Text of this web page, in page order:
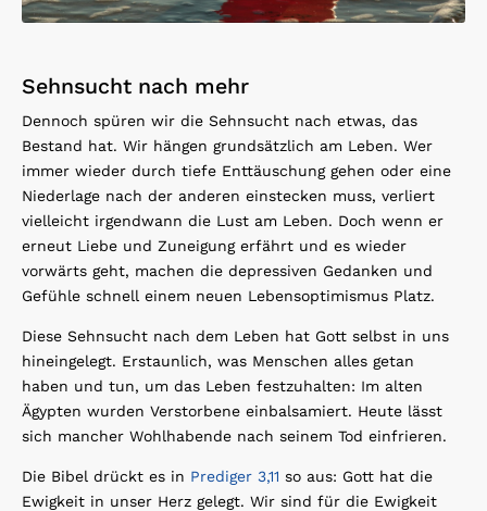
Sehnsucht nach mehr
Dennoch spüren wir die Sehnsucht nach etwas, das
Bestand hat. Wir hängen grundsätzlich am Leben. Wer
immer wieder durch tiefe Enttäuschung gehen oder eine
Niederlage nach der anderen einstecken muss, verliert
vielleicht irgendwann die Lust am Leben. Doch wenn er
erneut Liebe und Zuneigung erfährt und es wieder
vorwärts geht, machen die depressiven Gedanken und
Gefühle schnell einem neuen Lebensoptimismus Platz.
Diese Sehnsucht nach dem Leben hat Gott selbst in uns
hineingelegt. Erstaunlich, was Menschen alles getan
haben und tun, um das Leben festzuhalten: Im alten
Ägypten wurden Verstorbene einbalsamiert. Heute lässt
sich mancher Wohlhabende nach seinem Tod einfrieren.
Die Bibel drückt es in Prediger 3,11 so aus: Gott hat die
Ewigkeit in unser Herz gelegt. Wir sind für die Ewigkeit